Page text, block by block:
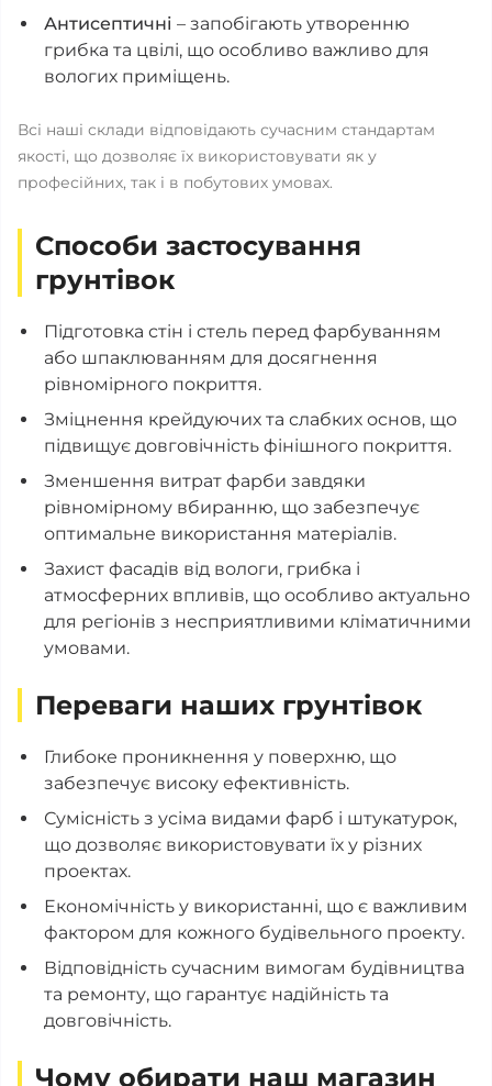
Антисептичні – запобігають утворенню
грибка та цвілі, що особливо важливо для
вологих приміщень.
Всі наші склади відповідають сучасним стандартам
якості, що дозволяє їх використовувати як у
професійних, так і в побутових умовах.
Способи застосування
грунтівок
Підготовка стін і стель перед фарбуванням
або шпаклюванням для досягнення
рівномірного покриття.
Зміцнення крейдуючих та слабких основ, що
підвищує довговічність фінішного покриття.
Зменшення витрат фарби завдяки
рівномірному вбиранню, що забезпечує
оптимальне використання матеріалів.
Захист фасадів від вологи, грибка і
атмосферних впливів, що особливо актуально
для регіонів з несприятливими кліматичними
умовами.
Переваги наших грунтівок
Глибоке проникнення у поверхню, що
забезпечує високу ефективність.
Сумісність з усіма видами фарб і штукатурок,
що дозволяє використовувати їх у різних
проектах.
Економічність у використанні, що є важливим
фактором для кожного будівельного проекту.
Відповідність сучасним вимогам будівництва
та ремонту, що гарантує надійність та
довговічність.
Чому обирати наш магазин